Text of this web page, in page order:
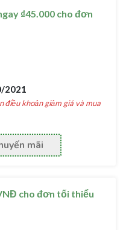
₫45.000 cho đơn
2021
điều khoản giảm giá và mua
mãi
cho đơn tối thiểu